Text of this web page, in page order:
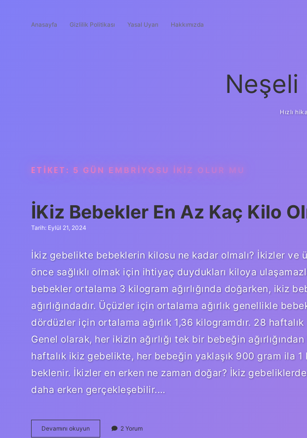
Anasayfa Gizlilik Politikası Yasal Uyarı Hakkımızda
Neşeli
Hızlı
ETIKET: 5 GÜN EMBRIYOSU IKIZ OLUR MU
İKiz Bebekler En Az Kaç Kilo
Tarih: Eylül 21, 2024
İkiz gebelikte bebeklerin kilosu ne kadar olmalı? İkizler ve
önce sağlıklı olmak için ihtiyaç duydukları kiloya
bebekler ortalama 3 kilogram ağırlığında doğarken, ikiz
ağırlığındadır. Üçüzler için ortalama ağırlık genellikle
dördüzler için ortalama ağırlık 1,36 kilogramdır. 28
Genel olarak, her ikizin ağırlığı tek bir bebeğin
haftalık ikiz gebelikte, her bebeğin yaklaşık 900 gram ila 1
beklenir. İkizler en erken ne zaman doğar? İkiz
daha erken gerçekleşebilir.…
Devamını okuyun 2 Yorum